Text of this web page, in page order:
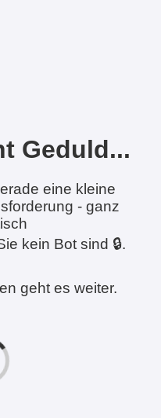
Geduld...
eine kleine
- ganz
kein Bot sind 🔒.
geht es weiter.